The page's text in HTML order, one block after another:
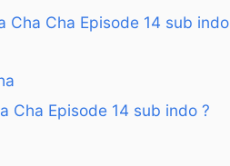
Cha Cha Episode 14 sub indo
Cha Episode 14 sub indo ?